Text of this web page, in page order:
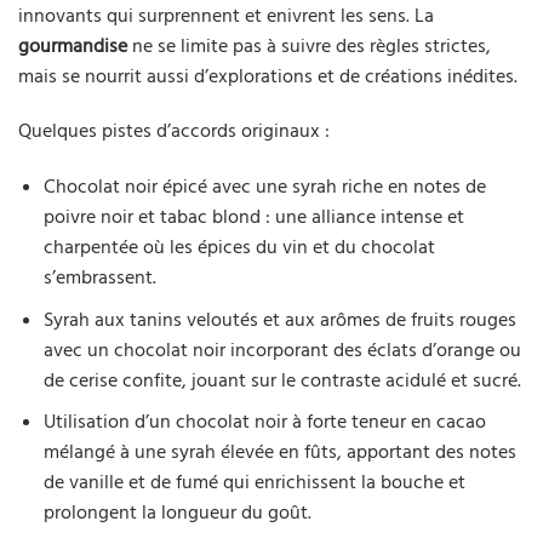
innovants qui surprennent et enivrent les sens. La
gourmandisene se limite pas à suivre des règles strictes,
mais se nourrit aussi d’explorations et de créations inédites.
Quelques pistes d’accords originaux :
Chocolat noir épicé avec une syrah riche en notes de
poivre noir et tabac blond : une alliance intense et
charpentée où les épices du vin et du chocolat
s’embrassent.
Syrah aux tanins veloutés et aux arômes de fruits rouges
avec un chocolat noir incorporant des éclats d’orange ou
de cerise confite, jouant sur le contraste acidulé et sucré.
Utilisation d’un chocolat noir à forte teneur en cacao
mélangé à une syrah élevée en fûts, apportant des notes
de vanille et de fumé qui enrichissent la bouche et
prolongent la longueur du goût.